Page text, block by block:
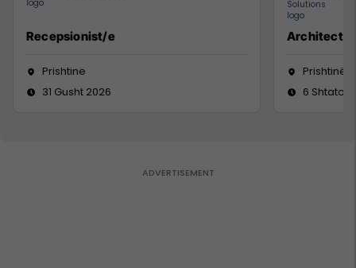
Recepsionist/e
Prishtine
31 Gusht 2026
Architect
Prishtinë
6 Shtator